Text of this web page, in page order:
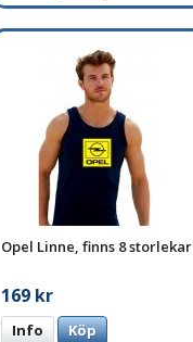
Opel Linne, finns 8 storlekar
169 kr
Info Köp